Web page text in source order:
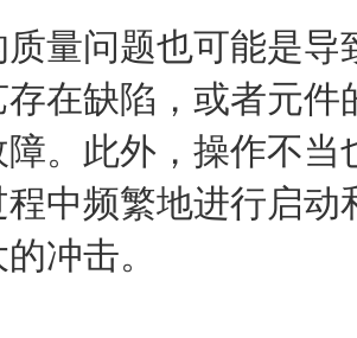
量问题也可能是
在缺陷，或者元
。此外，操作不
中频繁地进行启
冲击。